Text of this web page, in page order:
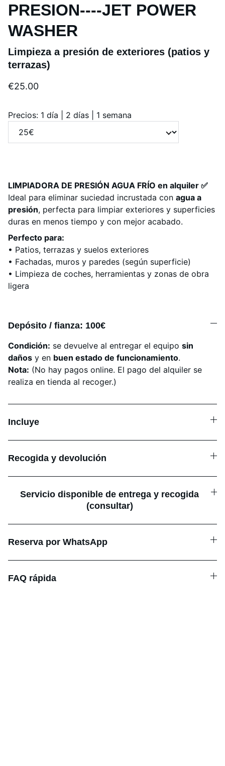
PRESION----JET POWER
WASHER
Limpieza a presión de exteriores (patios y
terrazas)
€25.00
Precios: 1 día | 2 días | 1 semana
LIMPIADORA DE PRESIÓN AGUA FRÍO en alquiler ✅
Ideal para eliminar suciedad incrustada con agua a
presión, perfecta para limpiar exteriores y superficies
duras en menos tiempo y con mejor acabado.
Perfecto para:
• Patios, terrazas y suelos exteriores
• Fachadas, muros y paredes (según superficie)
• Limpieza de coches, herramientas y zonas de obra
ligera
Depósito / fianza: 100€
Condición: se devuelve al entregar el equipo sin
daños y en buen estado de funcionamiento.
Nota: (No hay pagos online. El pago del alquiler se
realiza en tienda al recoger.)
Incluye
Recogida y devolución
Servicio disponible de entrega y recogida
(consultar)
Reserva por WhatsApp
FAQ rápida